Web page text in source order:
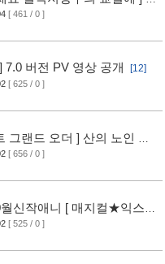
공개 [7]
[ 461 / 0 ]
7.0 버전 PV 영상 공개 [12]
[ 625 / 0 ]
그랜드 오더 ] 산의 노인 신
[ 656 / 0 ]
신작애니 [ 매지컬★익스플
[12]
[ 525 / 0 ]